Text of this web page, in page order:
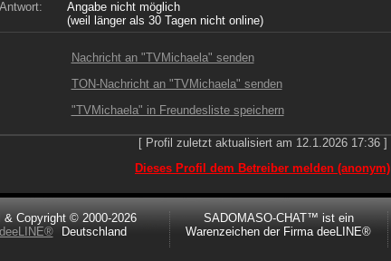
Angabe nicht möglich
(weil länger als 30 Tagen nicht online)
Nachricht an "TVMichaela" senden
TON-Nachricht an "TVMichaela" senden
"TVMichaela" in Freundesliste speichern
[ Profil zuletzt aktualisiert am 12.1.2026 17:36 ]
Dieses Profil dem Betreiber melden (anonym)
& Copyright © 2000-2026
deeLINE®
Deutschland
SADOMASO-CHAT™ ist ein
Warenzeichen der Firma deeLINE®